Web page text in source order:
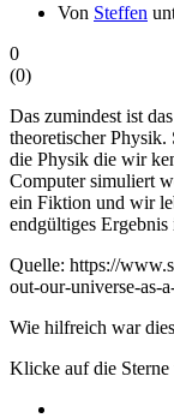
Von Steffen
0
(0)
Das zumindest ist
theoretischer Physik.
die Physik die wir
Computer simuliert
ein Fiktion und wir
endgültiges Ergebnis
Quelle: https://
out-our-universe-as-
Wie hilfreich war
Klicke auf die Sterne